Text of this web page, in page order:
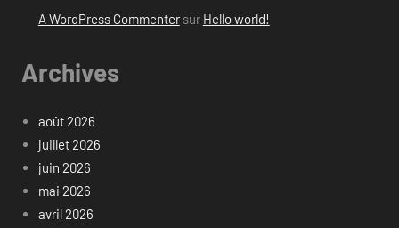
A WordPress Commentersur Hello world!
Archives
août 2026
juillet 2026
juin 2026
mai 2026
avril 2026